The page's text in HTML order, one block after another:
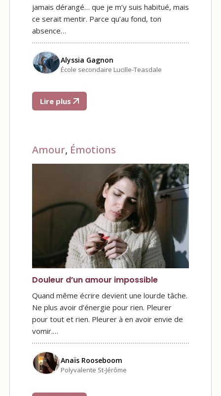
jamais dérangé… que je m’y suis habitué, mais
ce serait mentir. Parce qu’au fond, ton
absence…
Alyssia Gagnon
École secondaire Lucille-Teasdale
Lire plus
Amour, Émotions
Douleur d’un amour impossible
Quand même écrire devient une lourde tâche.
Ne plus avoir d’énergie pour rien. Pleurer
pour tout et rien. Pleurer à en avoir envie de
vomir.…
Anaïs Rooseboom
Polyvalente St-Jérôme